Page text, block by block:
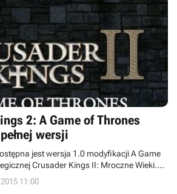
2: A Game of Thrones
wersji
jest wersja 1.0 modyfikacji A Game
Crusader Kings II: Mroczne Wieki.
przede wszystkim świat wykreowany
w serii powieści Pieśń lodu i ognia, ale
11:00